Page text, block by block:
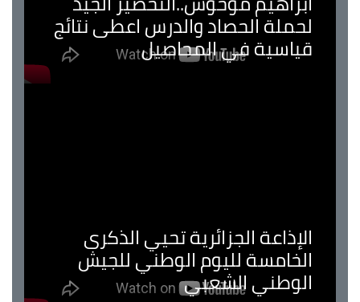
لحملة الحصاد والدرس اعطى نتائج
قياسية في المحاصيل
الإذاعة الجزائرية تحيي الذكرى
الخامسة لليوم الوطني للجيش
الوطني الشعبي